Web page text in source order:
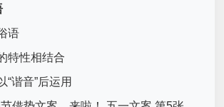
语
特性相结合
“谐音”后运用